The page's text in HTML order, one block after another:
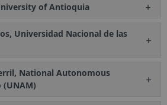
of Antioquia
Universidad Nacional de las
National Autonomous